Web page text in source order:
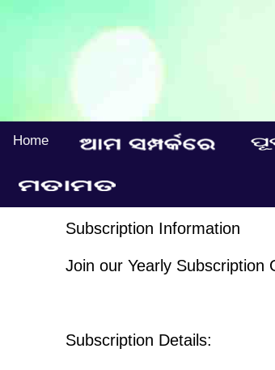
Home
Subscription Information
Join our Yearly
Subscription Details: